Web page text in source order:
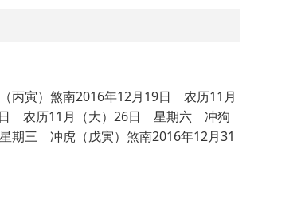
寅）煞南2016年12月19日 农历11月
日 农历11月（大）26日 星期六 冲狗
三 冲虎（戊寅）煞南2016年12月31